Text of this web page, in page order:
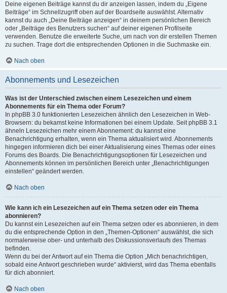
Deine eigenen Beiträge kannst du dir anzeigen lassen, indem du „Eigene
Beiträge“ im Schnellzugriff oben auf der Boardseite auswählst. Alternativ
kannst du auch „Deine Beiträge anzeigen“ in deinem persönlichen Bereich
oder „Beiträge des Benutzers suchen“ auf deiner eigenen Profilseite
verwenden. Benutze die erweiterte Suche, um nach von dir erstellen Themen
zu suchen. Trage dort die entsprechenden Optionen in die Suchmaske ein.
Nach oben
Abonnements und Lesezeichen
Was ist der Unterschied zwischen einem Lesezeichen und einem
Abonnements für ein Thema oder Forum?
In phpBB 3.0 funktionierten Lesezeichen ähnlich den Lesezeichen in Web-
Browsern: du bekamst keine Informationen bei einem Update. Seit phpBB 3.1
ähneln Lesezeichen mehr einem Abonnement: du kannst eine
Benachrichtigung erhalten, wenn ein Thema aktualisiert wird. Abonnements
hingegen informieren dich bei einer Aktualisierung eines Themas oder eines
Forums des Boards. Die Benachrichtigungsoptionen für Lesezeichen und
Abonnements können im persönlichen Bereich unter „Benachrichtigungen
einstellen“ geändert werden.
Nach oben
Wie kann ich ein Lesezeichen auf ein Thema setzen oder ein Thema
abonnieren?
Du kannst ein Lesezeichen auf ein Thema setzen oder es abonnieren, in dem
du die entsprechende Option in den „Themen-Optionen“ auswählst, die sich
normalerweise ober- und unterhalb des Diskussionsverlaufs des Themas
befinden.
Wenn du bei der Antwort auf ein Thema die Option „Mich benachrichtigen,
sobald eine Antwort geschrieben wurde“ aktivierst, wird das Thema ebenfalls
für dich abonniert.
Nach oben